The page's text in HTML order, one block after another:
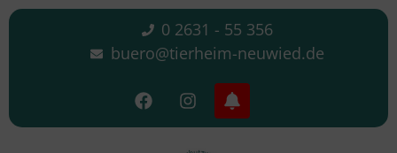
0 2631 - 55 356
buero@tierheim-neuwied.de